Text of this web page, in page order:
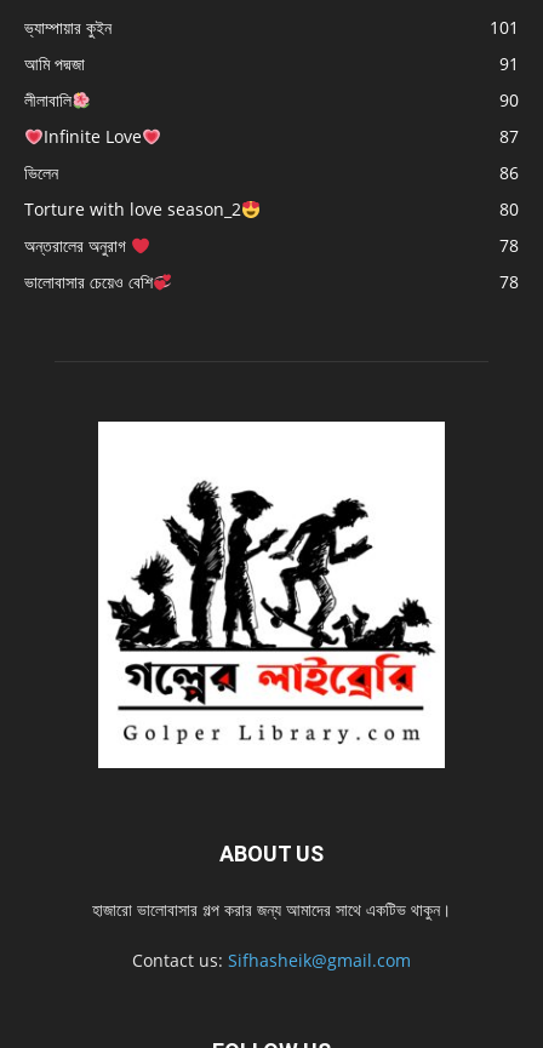
ভ্যাম্পায়ার কুইন
101
আমি পদ্মজা
91
লীলাবালি
90
Infinite Love
87
ভিলেন
86
Torture with love season_2
80
অন্তরালের অনুরাগ
78
ভালোবাসার চেয়েও বেশি
78
ABOUT US
হাজারো ভালোবাসার গল্প করার জন্য আমাদের সাথে একটিভ থাকুন।
Contact us: Sifhasheik@gmail.com